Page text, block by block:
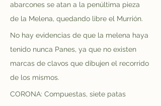
abarcones se atan a la penúltima pieza
de la Melena, quedando libre el Murrión.
No hay evidencias de que la melena haya
tenido nunca Panes, ya que no existen
marcas de clavos que dibujen el recorrido
de los mismos.
CORONA: Compuestas, siete patas